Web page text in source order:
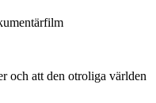
och att den otroliga världen